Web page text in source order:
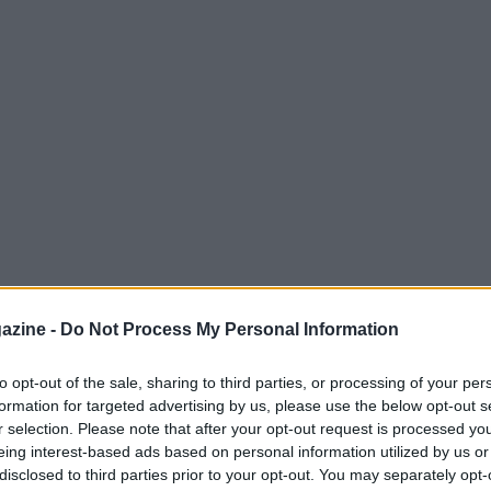
- Do Not Process My Personal Information
opt-out of the sale, sharing to third parties, or processing of your
for targeted advertising by us, please use the below opt-out
selection. Please note that after your opt-out request is processed
interest-based ads based on personal information utilized by us
to third parties prior to your opt-out. You may separately
e punisce esitazioni di appoggio o di
tempo all’avversario, massimizzando
a rete. Questa guida definisce i principi che
concrete difootworkper limitare gli